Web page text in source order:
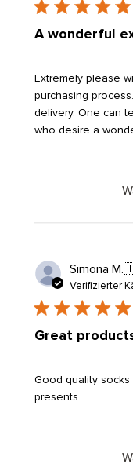
A wonderful
Extremely please
purchasing
delivery. One can
who desire a
Simona M.
Verifizierter
Great
Good quality
presents